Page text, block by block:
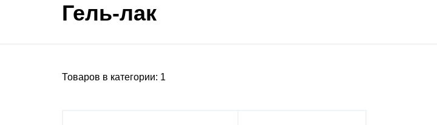
Гель-лак
Товаров в категории: 1